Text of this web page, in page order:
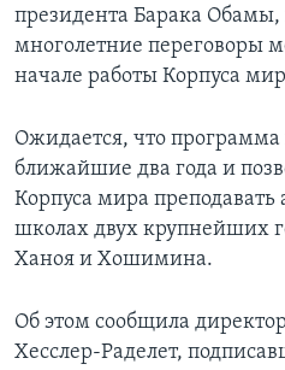
президента Барака Обамы,
многолетние переговоры
начале работы Корпуса
Ожидается, что программа
ближайшие два года и
Корпуса мира
школах двух крупнейших
Ханоя и Хошимина.
Об этом сообщила
Хесслер-Раделет,